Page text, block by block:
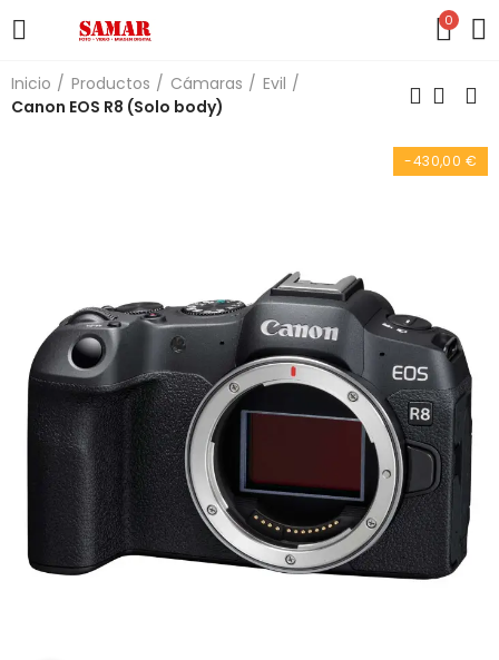
0
Inicio Productos Cámaras
Evil
Canon EOS R8 (Solo body)
-430,00 €